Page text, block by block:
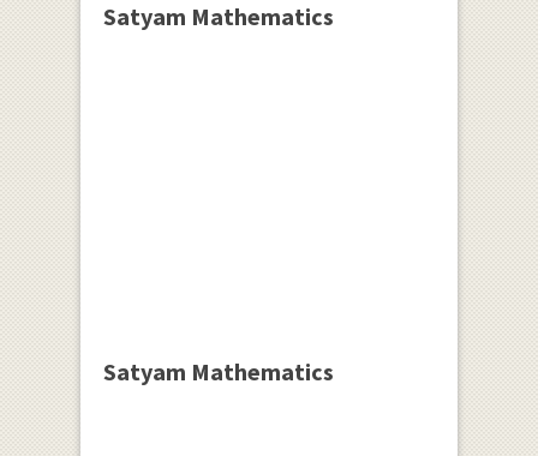
Satyam Mathematics
Satyam Mathematics